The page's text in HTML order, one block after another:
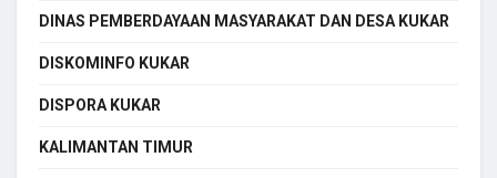
DINAS PEMBERDAYAAN MASYARAKAT DAN DESA KUKAR
DISKOMINFO KUKAR
DISPORA KUKAR
KALIMANTAN TIMUR